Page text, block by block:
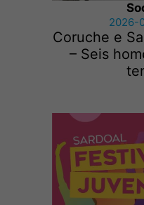
2026-
Coruche e
– Seis